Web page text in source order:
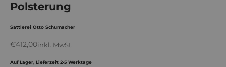
Polsterung
Sattlerei Otto Schumacher
Angebot
€412,00inkl. MwSt.
Auf Lager, Lieferzeit 2-5 Werktage